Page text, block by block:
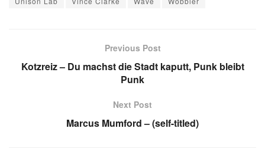
Previous Post
Kotzreiz – Du machst die Stadt kaputt, Punk bleibt
Punk
Next Post
Marcus Mumford – (self-titled)